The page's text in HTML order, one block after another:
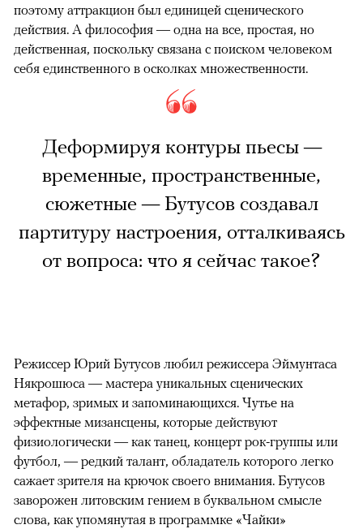
поэтому аттракцион был единицей сценического
действия. А философия — одна на все, простая, но
действенная, поскольку связана с поиском человеком
себя единственного в осколках множественности.
Деформируя контуры пьесы —
временные, пространственные,
сюжетные — Бутусов создавал
партитуру настроения, отталкиваясь
от вопроса: что я сейчас такое?
Режиссер Юрий Бутусов любил режиссера Эймунтаса
Някрошюса — мастера уникальных сценических
метафор, зримых и запоминающихся. Чутье на
эффектные мизансцены, которые действуют
физиологически — как танец, концерт рок-группы или
футбол, — редкий талант, обладатель которого легко
сажает зрителя на крючок своего внимания. Бутусов
заворожен литовским гением в буквальном смысле
слова, как упомянутая в программке «Чайки»